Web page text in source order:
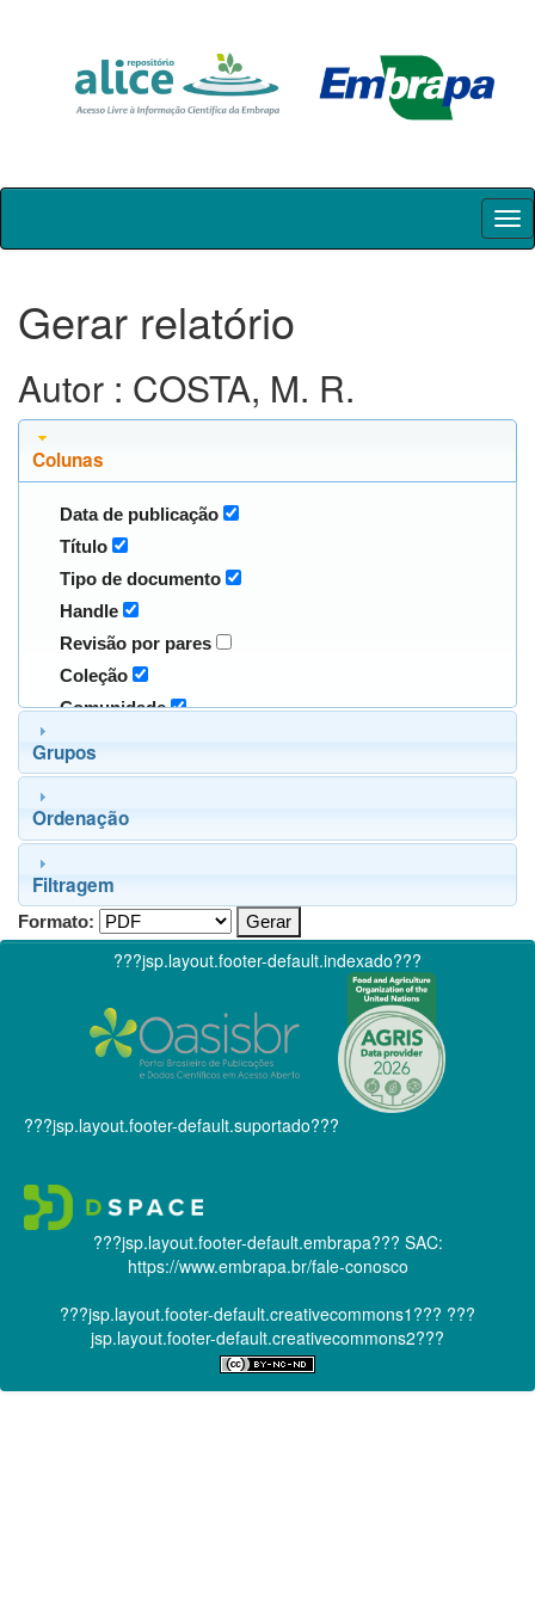
Skip
Gerar relatório
Autor : COSTA, M. R.
Colunas
Data de publicação
Título
Tipo de documento
Handle
Revisão por pares
Coleção
Comunidade
Grupos
Ordenação
Filtragem
Formato:
???jsp.layout.footer-default.indexado???
???jsp.layout.footer-default.suportado???
???jsp.layout.footer-default.embrapa??? SAC:
https://www.embrapa.br/fale-conosco
???jsp.layout.footer-default.creativecommons1??? ???
jsp.layout.footer-default.creativecommons2???